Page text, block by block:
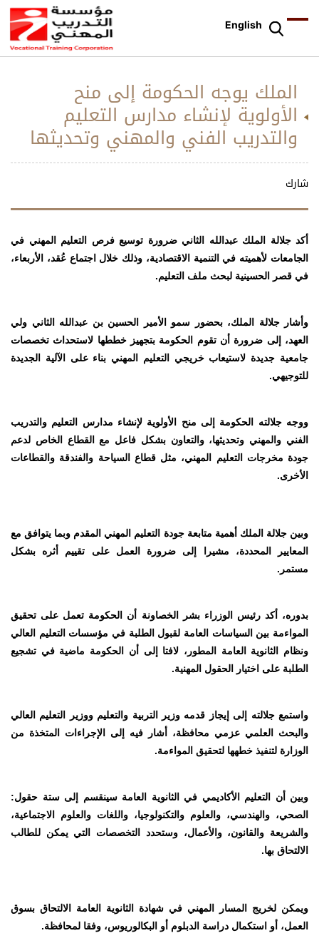
English
الملك يوجه الحكومة إلى منح
الأولوية لإنشاء مدارس التعليم
والتدريب الفني والمهني وتحديثها
شارك
أكد جلالة الملك عبدالله الثاني ضرورة توسيع فرص التعليم المهني في
الجامعات لأهميته في التنمية الاقتصادية، وذلك خلال اجتماع عُقد، الأربعاء،
في قصر الحسينية لبحث ملف التعليم.
وأشار جلالة الملك، بحضور سمو الأمير الحسين بن عبدالله الثاني ولي
العهد، إلى ضرورة أن تقوم الحكومة بتجهيز خططها لاستحداث تخصصات
جامعية جديدة لاستيعاب خريجي التعليم المهني بناء على الآلية الجديدة
للتوجيهي.
ووجه جلالته الحكومة إلى منح الأولوية لإنشاء مدارس التعليم والتدريب
الفني والمهني وتحديثها، والتعاون بشكل فاعل مع القطاع الخاص لدعم
جودة مخرجات التعليم المهني، مثل قطاع السياحة والفندقة والقطاعات
الأخرى.
وبين جلالة الملك أهمية متابعة جودة التعليم المهني المقدم وبما يتوافق مع
المعايير المحددة، مشيرا إلى ضرورة العمل على تقييم أثره بشكل
مستمر .
بدوره، أكد رئيس الوزراء بشر الخصاونة أن الحكومة تعمل على تحقيق
المواءمة بين السياسات العامة لقبول الطلبة في مؤسسات التعليم العالي
ونظام الثانوية العامة المطور، لافتا إلى أن الحكومة ماضية في تشجيع
الطلبة على اختيار الحقول المهنية.
واستمع جلالته إلى إيجاز قدمه وزير التربية والتعليم ووزير التعليم العالي
والبحث العلمي عزمي محافظة، أشار فيه إلى الإجراءات المتخذة من
الوزارة لتنفيذ خطهها لتحقيق المواءمة.
وبين أن التعليم الأكاديمي في الثانوية العامة سينقسم إلى ستة حقول:
الصحي، والهندسي، والعلوم والتكنولوجيا، واللغات والعلوم الاجتماعية،
والشريعة والقانون، والأعمال، وستحدد التخصصات التي يمكن للطالب
الالتحاق بها.
ويمكن لخريج المسار المهني في شهادة الثانوية العامة الالتحاق بسوق
العمل، أو استكمال دراسة الدبلوم أو البكالوريوس، وفقا لمحافظة.